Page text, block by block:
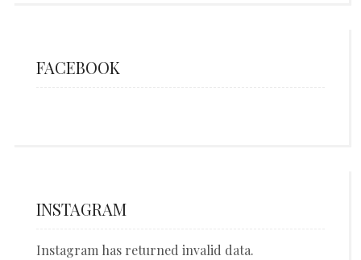
FACEBOOK
INSTAGRAM
Instagram has returned invalid data.